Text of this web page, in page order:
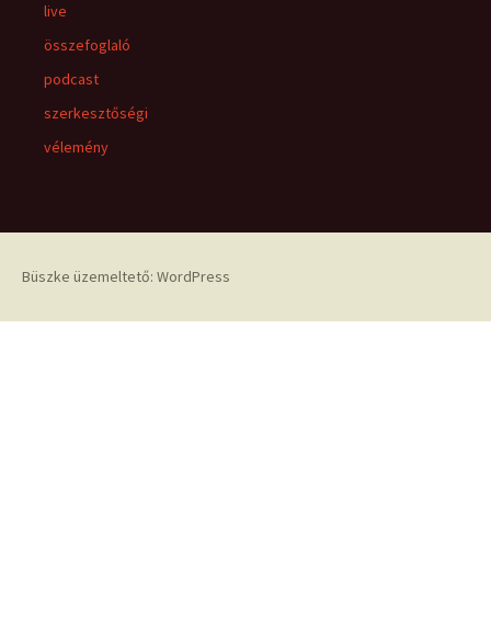
live
összefoglaló
podcast
szerkesztőségi
vélemény
Büszke üzemeltető: WordPress